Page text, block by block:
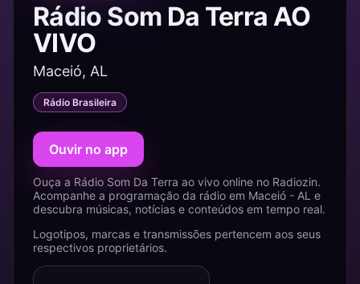
Rádio Som Da Terra AO
VIVO
Maceió, AL
Rádio Brasileira
Ouvir no app
Ouça a Rádio Som Da Terra ao vivo online no Radiozin.
Acompanhe a programação da rádio em Maceió - AL e
descubra músicas, notícias e conteúdos em tempo real.
Logotipos, marcas e transmissões pertencem aos seus
respectivos proprietários.